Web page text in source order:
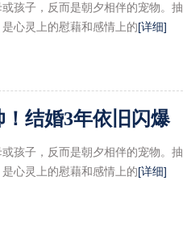
孩子，反而是朝夕相伴的宠物。抽
心灵上的慰藉和感情上的[详细]
结婚3年依旧闪爆
孩子，反而是朝夕相伴的宠物。抽
心灵上的慰藉和感情上的[详细]